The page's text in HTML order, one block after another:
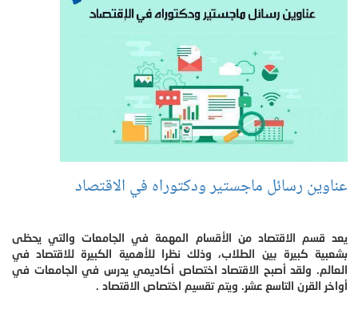
عناوين رسائل ماجستير ودكتوراه في الاقتصاد
يعد قسم الاقتصاد من الأقسام المهمة في الجامعات والتي يحظى
بشعبية كبيرة بين الطلاب، وذلك نظرا للأهمية الكبيرة للاقتصاد في
العالم. ولقد أصبح الاقتصاد اختصاص أكاديمي يدرس في الجامعات في
أواخر القرن التاسع عشر. ويتم تقسيم اختصاص الاقتصاد .